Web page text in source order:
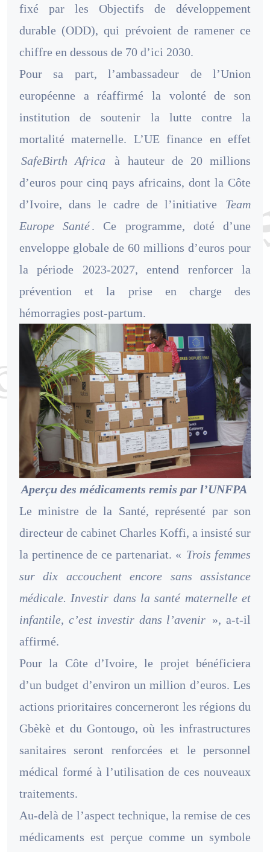
fixé par les Objectifs de développement
durable (ODD), qui prévoient de ramener ce
chiffre en dessous de 70 d’ici 2030.
Pour sa part, l’ambassadeur de l’Union
européenne a réaffirmé la volonté de son
institution de soutenir la lutte contre la
mortalité maternelle. L’UE finance en effet
SafeBirth Africa
à hauteur de 20 millions
d’euros pour cinq pays africains, dont la Côte
d’Ivoire, dans le cadre de l’initiative
Team
Europe Santé. Ce programme, doté d’une
enveloppe globale de 60 millions d’euros pour
la période 2023-2027, entend renforcer la
prévention et la prise en charge des
hémorragies post-partum.
Aperçu des médicaments remis par l’UNFPA
Le ministre de la Santé, représenté par son
directeur de cabinet Charles Koffi, a insisté sur
la pertinence de ce partenariat. « Trois femmes
sur dix accouchent encore sans assistance
médicale. Investir dans la santé maternelle et
infantile, c’est investir dans l’avenir », a-t-il
affirmé.
Pour la Côte d’Ivoire, le projet bénéficiera
d’un budget d’environ un million d’euros. Les
actions prioritaires concerneront les régions du
Gbèkè et du Gontougo, où les infrastructures
sanitaires seront renforcées et le personnel
médical formé à l’utilisation de ces nouveaux
traitements.
Au-delà de l’aspect technique, la remise de ces
médicaments est perçue comme un symbole